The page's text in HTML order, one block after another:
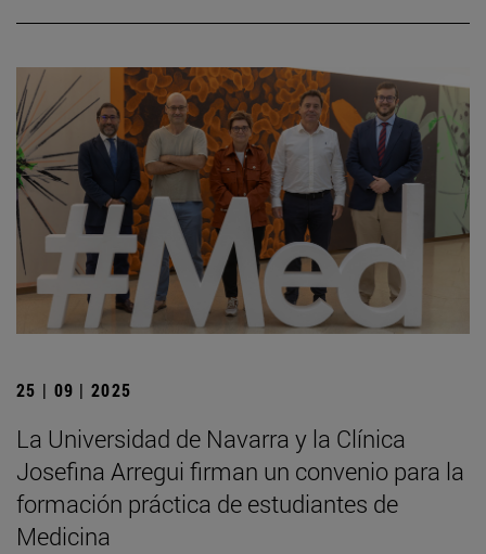
25 | 09 | 2025
La Universidad de Navarra y la Clínica
Josefina Arregui firman un convenio para la
formación práctica de estudiantes de
Medicina